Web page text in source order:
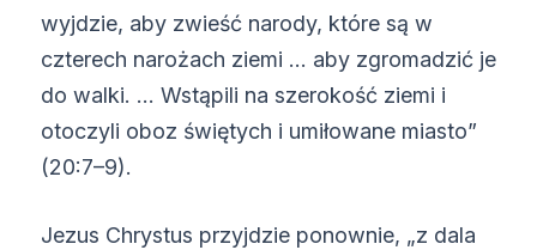
wyjdzie, aby zwieść narody, które są w
czterech narożach ziemi … aby zgromadzić je
do walki. … Wstąpili na szerokość ziemi i
otoczyli oboz świętych i umiłowane miasto”
(20:7–9).
Jezus Chrystus przyjdzie ponownie, „z dala